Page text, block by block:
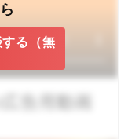
る（無